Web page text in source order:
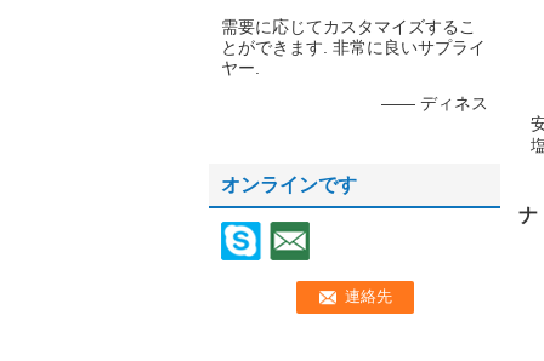
需要に応じてカスタマイズするこ
とができます. 非常に良いサプライ
ヤー.
—— ディネス
オンラインです
ナ